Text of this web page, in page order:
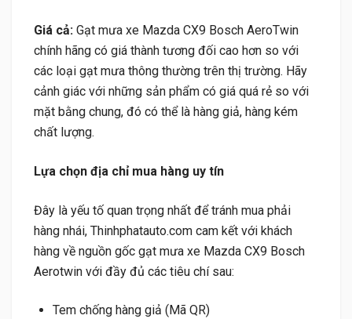
Giá cả: Gạt mưa xe Mazda CX9 Bosch AeroTwin
chính hãng có giá thành tương đối cao hơn so với
các loại gạt mưa thông thường trên thị trường. Hãy
cảnh giác với những sản phẩm có giá quá rẻ so với
mặt bằng chung, đó có thể là hàng giả, hàng kém
chất lượng.
Lựa chọn địa chỉ mua hàng uy tín
Đây là yếu tố quan trọng nhất để tránh mua phải
hàng nhái, Thinhphatauto.com cam kết với khách
hàng về nguồn gốc gạt mưa xe Mazda CX9 Bosch
Aerotwin với đầy đủ các tiêu chí sau:
Tem chống hàng giả (Mã QR)